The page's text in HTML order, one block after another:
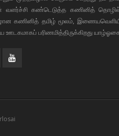
வளர்ச்சி கண்டெடுத்த கணினித் தொழில்
கணினித் தமிழ் மூலம்,
பரிணமித்திருக்கிறது